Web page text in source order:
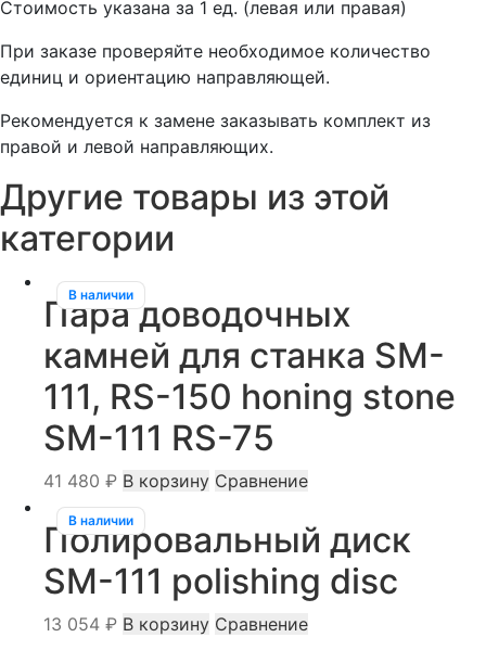
Стоимость указана за 1 ед. (левая или правая)
При заказе проверяйте необходимое количество
единиц и ориентацию направляющей.
Рекомендуется к замене заказывать комплект из
правой и левой направляющих.
Другие товары из этой
категории
В наличии
Пара доводочных
камней для станка SM-
111, RS-150 honing stone
SM-111 RS-75
41 480 ₽ В корзину Сравнение
В наличии
Полировальный диск
SM-111 polishing disc
13 054 ₽ В корзину Сравнение